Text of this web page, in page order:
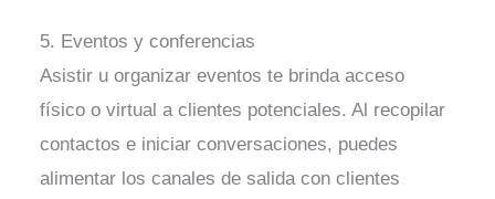
5. Eventos y conferencias
Asistir u organizar eventos te brinda acceso
físico o virtual a clientes potenciales. Al recopilar
contactos e iniciar conversaciones, puedes
alimentar los canales de salida con clientes